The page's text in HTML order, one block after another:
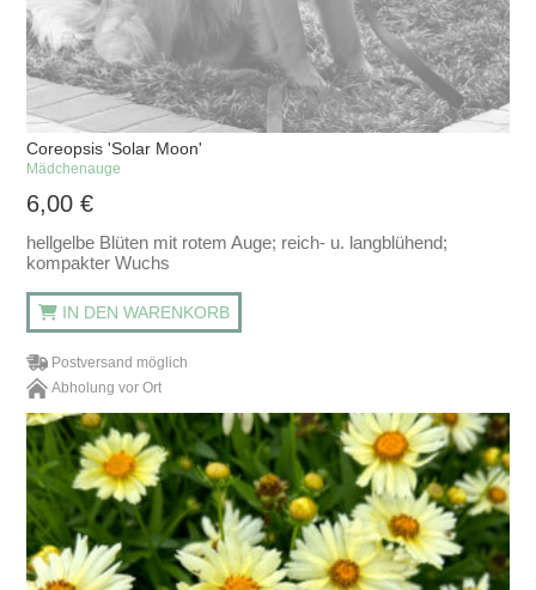
Coreopsis 'Solar Moon'
Mädchenauge
6,00€
hellgelbe Blüten mit rotem Auge; reich- u. langblühend;
kompakter Wuchs
IN DEN WARENKORB
Postversand möglich
Abholung vor Ort